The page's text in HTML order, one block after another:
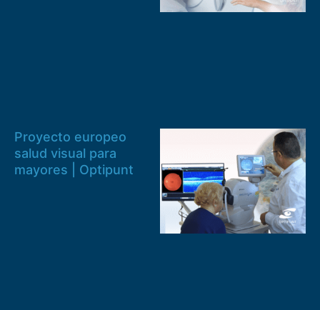
Proyecto europeo
salud visual para
mayores | Optipunt